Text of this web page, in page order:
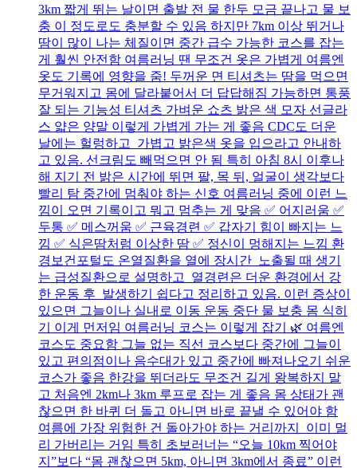
3km 짧게 뛰는 날이면 출발 전 물 한두 모금 끝나고 물 보
충 이 정도로도 충분할 수 있음 하지만 7km 이상 뛰거나
땀이 많이 나는 체질이면 중간 급수 가능한 코스를 잡는
게 훨씬 안전함 여름러닝 땐 무조건 옷은 가볍게 여름엔
옷도 기록에 영향을 줌! 두꺼운 면 티셔츠는 땀을 먹으면
무거워지고 몸에 달라붙어서 더 답답해짐 가능하면 통풍
잘 되는 기능성 티셔츠 가벼운 쇼츠 밝은 색 모자 선글라
스 얇은 양말 이렇게 가볍게 가는 게 좋음 CDC도 더운
날에는 헐렁하고 가볍고 밝은색 옷을 입으라고 안내하
고 있음. 선크림도 빼먹으면 안 됨 특히 아침 8시 이후나
해 지기 전 밝은 시간에 뛰면 팔, 목 뒤, 얼굴이 생각보다
빨리 탐 중간에 멈춰야 하는 신호 여름러닝 중에 이런 느
낌이 오면 기록이고 뭐고 멈추는 게 맞음 ✅ 어지러움 ✅
두통 ✅ 메스꺼움 ✅ 근육경련 ✅ 갑자기 힘이 빠지는 느
낌 ✅ 식은땀처럼 이상한 땀 ✅ 정신이 멍해지는 느낌 환
경보건포털도 온열질환을 열에 장시간 노출될 때 생기
는 급성질환으로 설명하고 열경련은 더운 환경에서 강
한 운동 후 발생하기 쉽다고 정리하고 있음. 이런 증상이
있으면 그늘이나 실내로 이동 운동 중단 물 보충 몸 식히
기 이게 먼저임 여름러닝 코스는 이렇게 잡기 🌿 여름엔
코스도 중요함 그늘 없는 직선 코스보다 중간에 그늘이
있고 편의점이나 음수대가 있고 중간에 빠져나오기 쉬운
코스가 좋음 한강을 뛰더라도 무조건 길게 왕복하지 말
고 처음엔 2km나 3km 루프로 잡는 게 좋음 몸 상태가 괜
찮으면 한 바퀴 더 돌고 아니면 바로 끝낼 수 있어야 함
여름에 가장 위험한 건 돌아가야 하는 거리까지 이미 멀
리 가버리는 거임 특히 초보러너는 “오늘 10km 찍어야
지”보다 “몸 괜찮으면 5km, 아니면 3km에서 종료” 이런